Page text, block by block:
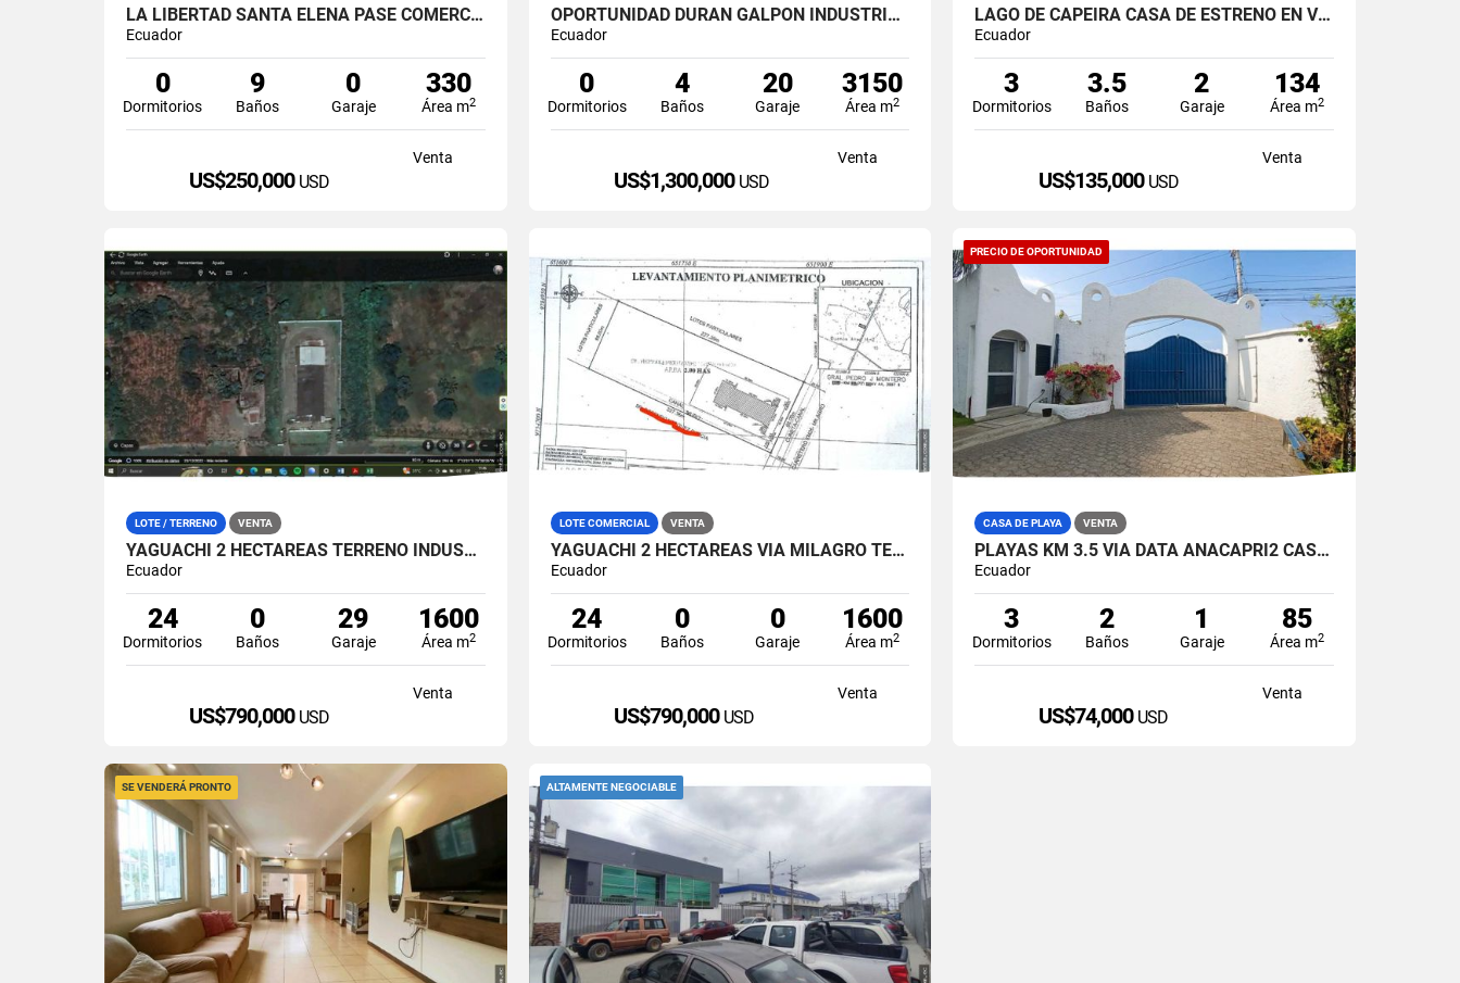
LA LIBERTAD SANTA ELENA PASE COMERCIAL CON 8 LOCALES EN VENTA
Ecuador
0
Dormitorios
9
Baños
0
Garaje
330
Área m2
Venta
US$250,000 USD
OPORTUNIDAD DURAN GALPON INDUSTRIAL EN VENTA LAS BRISAS
Ecuador
0
Dormitorios
4
Baños
20
Garaje
3150
Área m2
Venta
US$1,300,000 USD
LAGO DE CAPEIRA CASA DE ESTRENO EN VENTA
Ecuador
3
Dormitorios
3.5
Baños
2
Garaje
134
Área m2
Venta
US$135,000 USD
LOTE / TERRENO VENTA
YAGUACHI 2 HECTÁREAS TERRENO INDUSTRIAL EN VENTA | VIA MILAGRO KM 26
Ecuador
24
Dormitorios
0
Baños
29
Garaje
1600
Área m2
Venta
US$790,000 USD
LOTE COMERCIAL VENTA
YAGUACHI 2 HECTÁREAS VIA MILAGRO TERRENO INDUSTRIAL EN VENTA
Ecuador
24
Dormitorios
0
Baños
0
Garaje
1600
Área m2
Venta
US$790,000 USD
PRECIO DE OPORTUNIDAD
CASA DE PLAYA VENTA
PLAYAS KM 3.5 VIA DATA ANACAPRI2 CASA AMABLADA EN VENTA
Ecuador
3
Dormitorios
2
Baños
1
Garaje
85
Área m2
Venta
US$74,000 USD
SE VENDERÁ PRONTO ALTAMENTE NEGOCIABLE